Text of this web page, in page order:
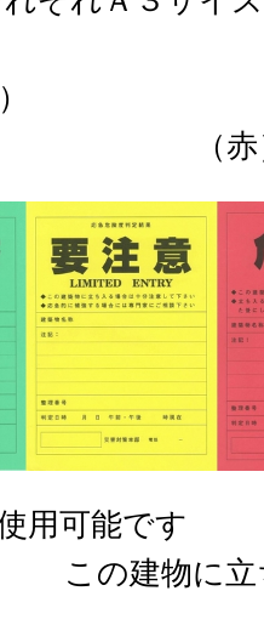
（赤
用可能です
この建物に立